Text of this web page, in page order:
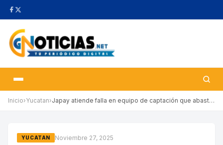
Inicio›Yucatan› Japay atiende falla en equipo de captación que abastece a Franci…
YUCATAN Noviembre 27, 2025